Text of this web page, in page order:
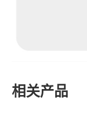
相关产品